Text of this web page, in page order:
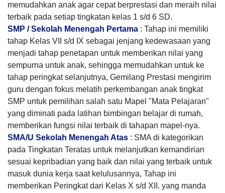
memudahkan anak agar cepat berprestasi dan meraih nilai
terbaik pada setiap tingkatan kelas 1 s/d 6 SD.
SMP / Sekolah Menengah Pertama : Tahap ini memiliki
tahap Kelas VII s/d IX sebagai jenjang kedewasaan yang
menjadi tahap penetapan untuk memberikan nilai yang
sempurna untuk anak, sehingga memudahkan untuk ke
tahap peringkat selanjutnya, Gemilang Prestasi mengirim
guru dengan fokus melatih perkembangan anak tingkat
SMP untuk pemilihan salah satu Mapel "Mata Pelajaran"
yang diminati pada latihan bimbingan belajar di rumah,
memberikan fungsi nilai terbaik di tahapan mapel-nya.
SMA/U Sekolah Menengah Atas : SMA di kategorikan
pada Tingkatan Teratas untuk melanjutkan kemandirian
sesuai kepribadian yang baik dan nilai yang terbaik untuk
masuk dunia kerja saat kelulusannya, Tahap ini
memberikan Peringkat dari Kelas X s/d XII. yang manda